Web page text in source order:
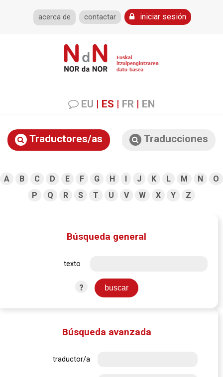
acerca de contactar iniciar sesión
EU | ES | FR | EN
Traductores/as Traducciones
A B C D E F G H I J K L M N
O
P
Q R S T U V W X Y Z
Búsqueda general
texto
?
Búsqueda avanzada
traductor/a